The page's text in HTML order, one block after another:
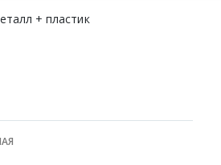
+ пластик